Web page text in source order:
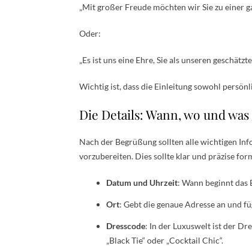
„Mit großer Freude möchten wir Sie zu einer
Oder:
„Es ist uns eine Ehre, Sie als unseren
Wichtig ist, dass die Einleitung sowohl
Die Details: Wann, wo und
Nach der Begrüßung sollten alle wichtigen
vorzubereiten. Dies sollte klar und präzise
Datum und Uhrzeit: Wann beginnt das
Ort: Gebt die genaue Adresse an und
Dresscode: In der Luxuswelt ist der
„Black Tie“ oder „Cocktail Chic“.